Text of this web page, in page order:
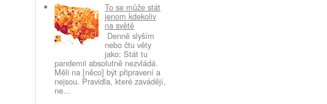
To se může stát
jenom kdekoliv
na světě
Denně slyším
nebo čtu věty
jako: Stát tu
pandemii absolutně nezvládá.
Měli na [něco] být připravení a
nejsou. Pravidla, které zavádějí,
ne...